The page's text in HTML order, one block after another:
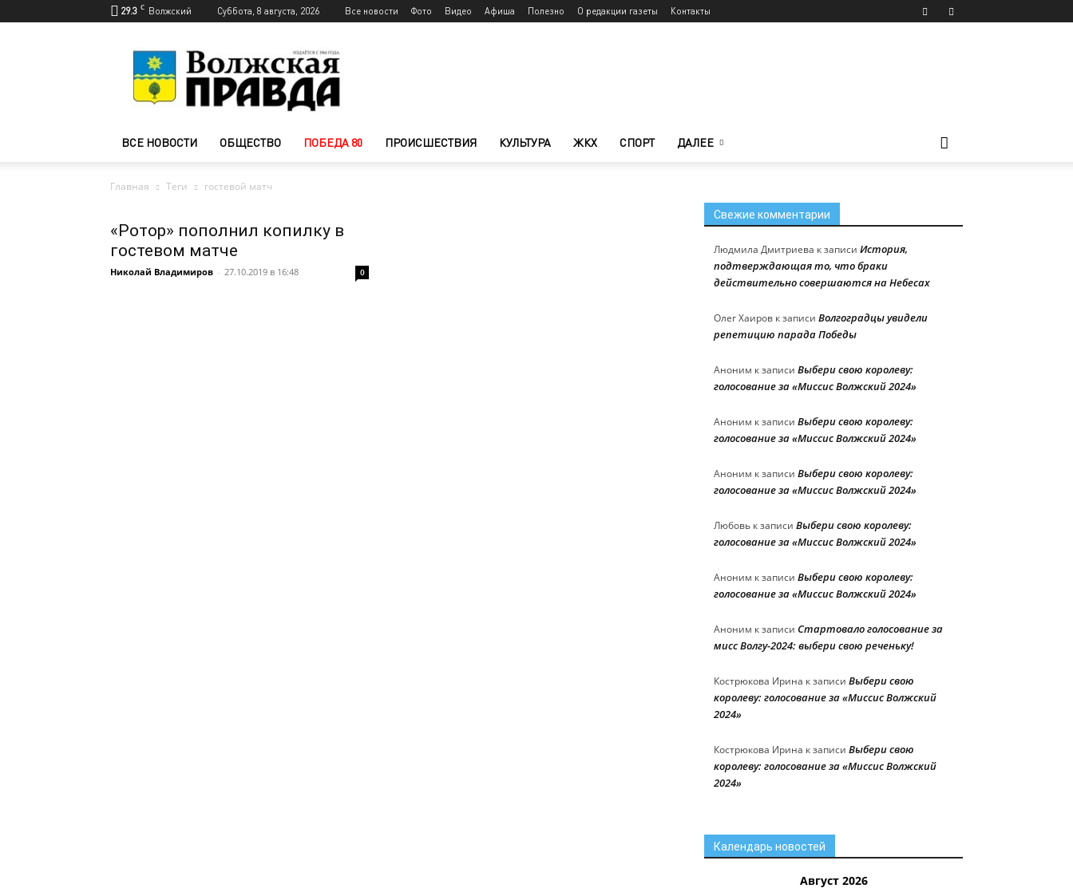
29.3 C Волжский Суббота, 8 августа, 2026 Все новости Фото Видео Афиша Полезно О редакции газеты Контакты
Волжского
—
Волжская
ВСЕ НОВОСТИ ОБЩЕСТВО ПОБЕДА 80 ПРОИСШЕСТВИЯ КУЛЬТУРА ЖКХ СПОРТ ДАЛЕЕ
Главная Теги гостевой матч
«Ротор» пополнил копилку в
гостевом матче
Николай Владимиров - 27.10.2019 в 16:48 0
Свежие комментарии
Людмила Дмитриева к записи История,
подтверждающая то, что браки
действительно совершаются на Небесах
Олег Хаиров к записи Волгоградцы увидели
репетицию парада Победы
Аноним к записи Выбери свою королеву:
голосование за «Миссис Волжский 2024»
Аноним к записи Выбери свою королеву:
голосование за «Миссис Волжский 2024»
Аноним к записи Выбери свою королеву:
голосование за «Миссис Волжский 2024»
Любовь к записи Выбери свою королеву:
голосование за «Миссис Волжский 2024»
Аноним к записи Выбери свою королеву:
голосование за «Миссис Волжский 2024»
Аноним к записи Стартовало голосование за
мисс Волгу-2024: выбери свою реченьку!
Кострюкова Ирина к записи Выбери свою
королеву: голосование за «Миссис Волжский
2024»
Кострюкова Ирина к записи Выбери свою
королеву: голосование за «Миссис Волжский
2024»
Календарь новостей
Август 2026